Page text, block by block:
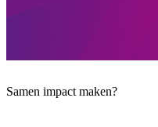
Samen impact maken?